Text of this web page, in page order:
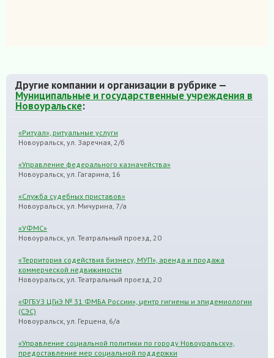
Другие компании и организации в рубрике —
Муниципальные и государственные учреждения в
Новоуральске:
«Ритуал», ритуальные услуги
Новоуральск, ул. Заречная, 2/б
«Управление федерального казначейства»
Новоуральск, ул. Гагарина, 16
«Служба судебных приставов»
Новоуральск, ул. Мичурина, 7/а
«УФМС»
Новоуральск, ул. Театральный проезд, 20
«Территория содействия бизнесу, МУП», аренда и продажа
коммерческой недвижимости
Новоуральск, ул. Театральный проезд, 20
«ФГБУЗ ЦГиЭ № 31 ФМБА России», центр гигиены и эпидемиологии
(СЭС)
Новоуральск, ул. Герцена, 6/а
«Управление социальной политики по городу Новоуральску»,
предоставление мер социальной поддержки